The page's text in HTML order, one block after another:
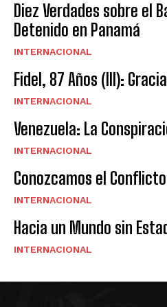
Diez Verdades sobre el
Detenido en Panamá
INTERNACIONAL
Fidel, 87 Años (III):
INTERNACIONAL
Venezuela: La
INTERNACIONAL
Conozcamos el
INTERNACIONAL
Hacia un Mundo sin
INTERNACIONAL